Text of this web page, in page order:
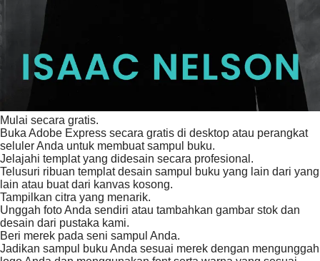
Mulai secara gratis.
Buka Adobe Express secara gratis di desktop atau perangkat
seluler Anda untuk membuat sampul buku.
Jelajahi templat yang didesain secara profesional.
Telusuri ribuan templat desain sampul buku yang lain dari yang
lain atau buat dari kanvas kosong.
Tampilkan citra yang menarik.
Unggah foto Anda sendiri atau tambahkan gambar stok dan
desain dari pustaka kami.
Beri merek pada seni sampul Anda.
Jadikan sampul buku Anda sesuai merek dengan mengunggah